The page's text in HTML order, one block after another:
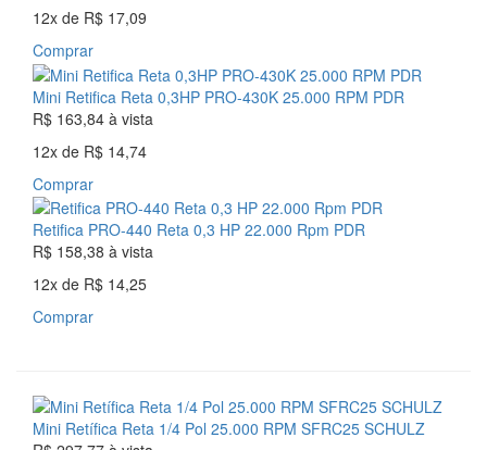
12x de R$ 17,09
Comprar
Mini Retifica Reta 0,3HP PRO-430K 25.000 RPM PDR
R$ 163,84 à vista
12x de R$ 14,74
Comprar
Retifica PRO-440 Reta 0,3 HP 22.000 Rpm PDR
R$ 158,38 à vista
12x de R$ 14,25
Comprar
Mini Retífica Reta 1/4 Pol 25.000 RPM SFRC25 SCHULZ